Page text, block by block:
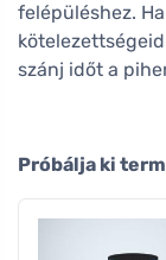
felépüléshez.
szánj időt a
Próbálja ki